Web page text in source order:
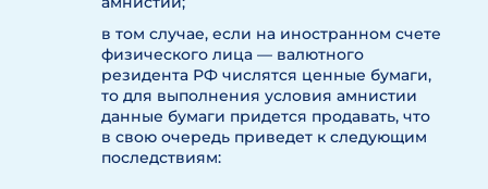
в том случае, если на иностранном счете
физического лица — валютного
резидента РФ числятся ценные бумаги,
то для выполнения условия амнистии
данные бумаги придется продавать, что
в свою очередь приведет к следующим
последствиям: